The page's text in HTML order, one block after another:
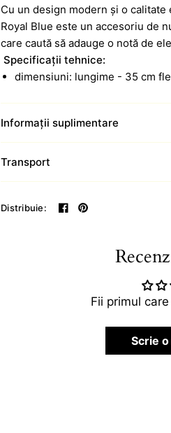
Cu un design modern și o calitate
Royal Blue este un accesoriu de
care caută să adauge o notă de
Specificații tehnice:
dimensiuni: lungime - 35 cm
Informații suplimentare
Transport
Distribuie:
Fii primul
Scrie